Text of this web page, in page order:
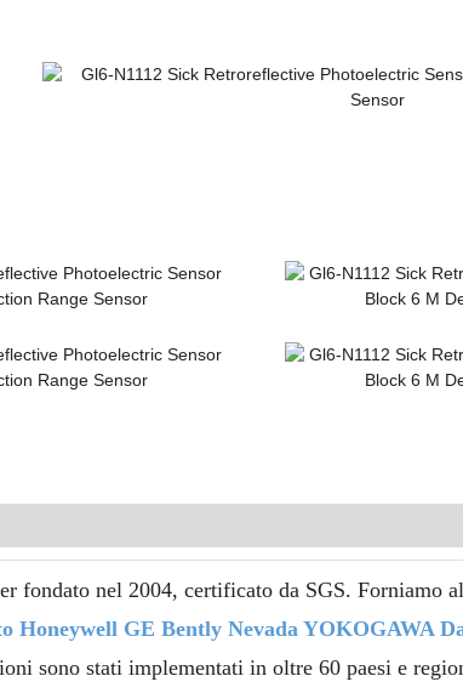
fondato nel 2004, certificato da SGS. Forniamo
Honeywell GE Bently Nevada YOKOGAWA
sono stati implementati in oltre 60 paesi e